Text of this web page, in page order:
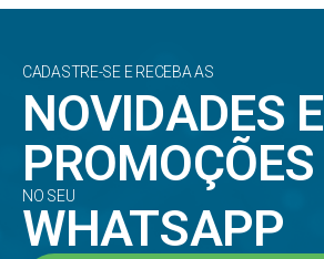
CADASTRE-SE E RECEBA AS
NOVIDADES E
PROMOÇÕES
NO SEU
WHATSAPP